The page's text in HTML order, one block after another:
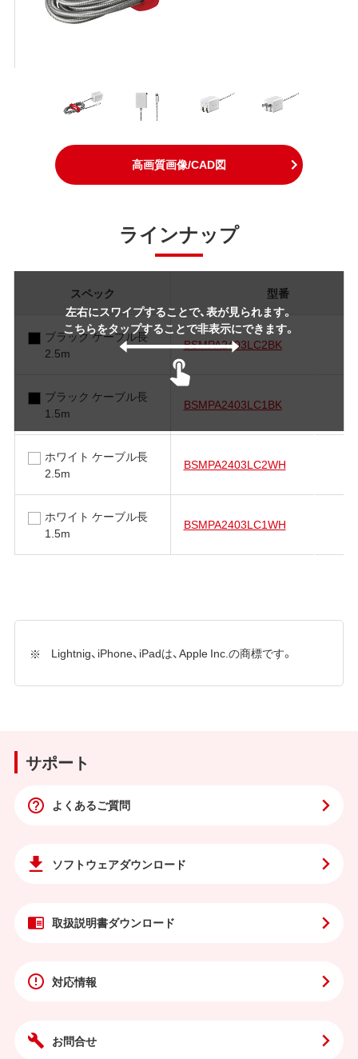
高画質画像/CAD図
ラインナップ
左右にスワイプすることで、表が見られます。
こちらをタップすることで非表示にできます。
スペック 型番
ブラック ケーブル長
2.5m
BSMPA2403LC2BK
ブラック ケーブル長
1.5m
BSMPA2403LC1BK
ホワイト ケーブル長
2.5m
BSMPA2403LC2WH
ホワイト ケーブル長
1.5m
BSMPA2403LC1WH
Lightnig、iPhone、iPadは、Apple Inc.の商標です。
サポート
よくあるご質問
ソフトウェアダウンロード
取扱説明書ダウンロード
対応情報
お問合せ